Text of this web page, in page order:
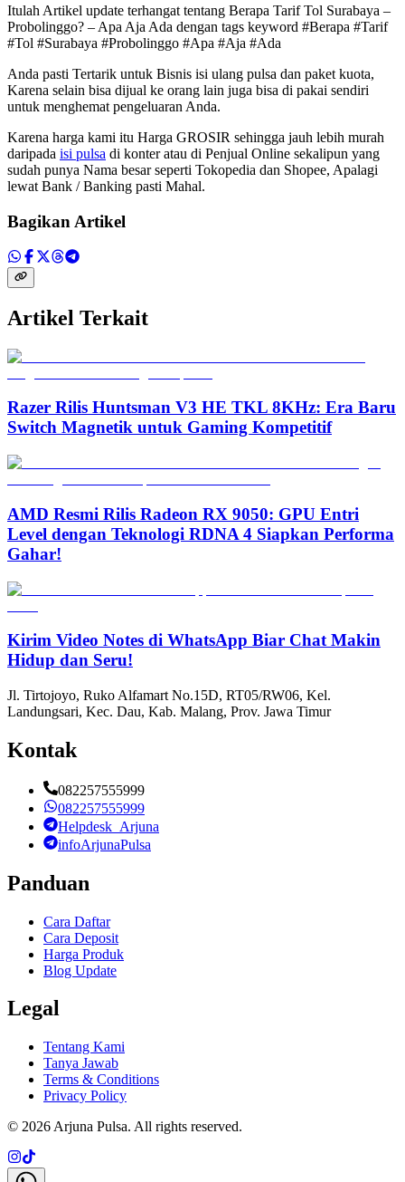
Itulah Artikel update terhangat tentang Berapa Tarif Tol Surabaya –
Probolinggo? – Apa Aja Ada dengan tags keyword #Berapa #Tarif
#Tol #Surabaya #Probolinggo #Apa #Aja #Ada
Anda pasti Tertarik untuk Bisnis isi ulang pulsa dan paket kuota,
Karena selain bisa dijual ke orang lain juga bisa di pakai sendiri
untuk menghemat pengeluaran Anda.
Karena harga kami itu Harga GROSIR sehingga jauh lebih murah
daripada isi pulsa di konter atau di Penjual Online sekalipun yang
sudah punya Nama besar seperti Tokopedia dan Shopee, Apalagi
lewat Bank / Banking pasti Mahal.
Bagikan Artikel
Artikel Terkait
Razer Rilis Huntsman V3 HE TKL 8KHz: Era Baru
Switch Magnetik untuk Gaming Kompetitif
AMD Resmi Rilis Radeon RX 9050: GPU Entri
Level dengan Teknologi RDNA 4 Siapkan Performa
Gahar!
Kirim Video Notes di WhatsApp Biar Chat Makin
Hidup dan Seru!
Jl. Tirtojoyo, Ruko Alfamart No.15D, RT05/RW06, Kel.
Landungsari, Kec. Dau, Kab. Malang, Prov. Jawa Timur
Kontak
082257555999
082257555999
Helpdesk_Arjuna
infoArjunaPulsa
Panduan
Cara Daftar
Cara Deposit
Harga Produk
Blog Update
Legal
Tentang Kami
Tanya Jawab
Terms & Conditions
Privacy Policy
© 2026 Arjuna Pulsa. All rights reserved.